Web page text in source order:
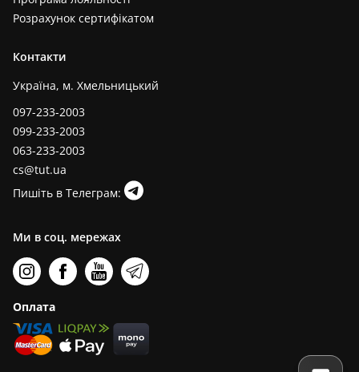
Розрахунок сертифікатом
Контакти
Україна, м. Хмельницький
097-233-2003
099-233-2003
063-233-2003
cs@tut.ua
Пишіть в Телеграм:
Ми в соц. мережах
Оплата